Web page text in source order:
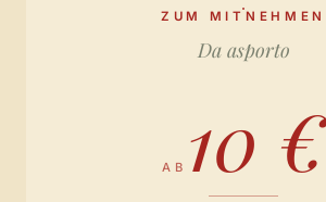
ZUM MITNEHMEN
Da asporto
AB 10 €